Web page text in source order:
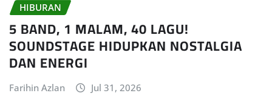
HIBURAN
5 BAND, 1 MALAM, 40 LAGU!
SOUNDSTAGE HIDUPKAN NOSTALGIA
DAN ENERGI
Farihin Azlan Jul 31, 2026